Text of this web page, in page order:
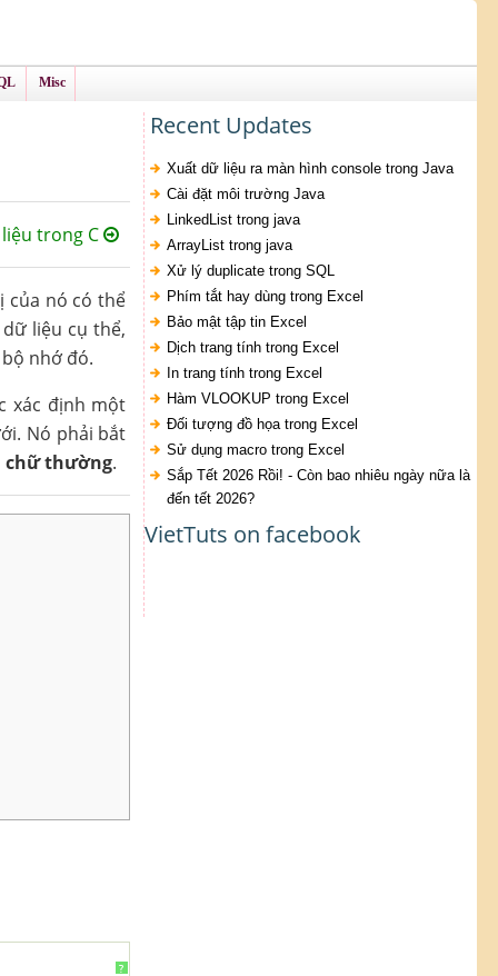
Misc
trong C
nó có thể
liệu cụ thể,
nhớ đó.
xác định một
Nó phải bắt
chữ thường.
?
Recent Updates
Xuất dữ liệu ra màn hình console trong Java
Cài đặt môi trường Java
LinkedList trong java
ArrayList trong java
Xử lý duplicate trong SQL
Phím tắt hay dùng trong Excel
Bảo mật tập tin Excel
Dịch trang tính trong Excel
In trang tính trong Excel
Hàm VLOOKUP trong Excel
Đối tượng đồ họa trong Excel
Sử dụng macro trong Excel
Sắp Tết 2026 Rồi! - Còn bao nhiêu ngày nữa là
đến tết 2026?
VietTuts on facebook